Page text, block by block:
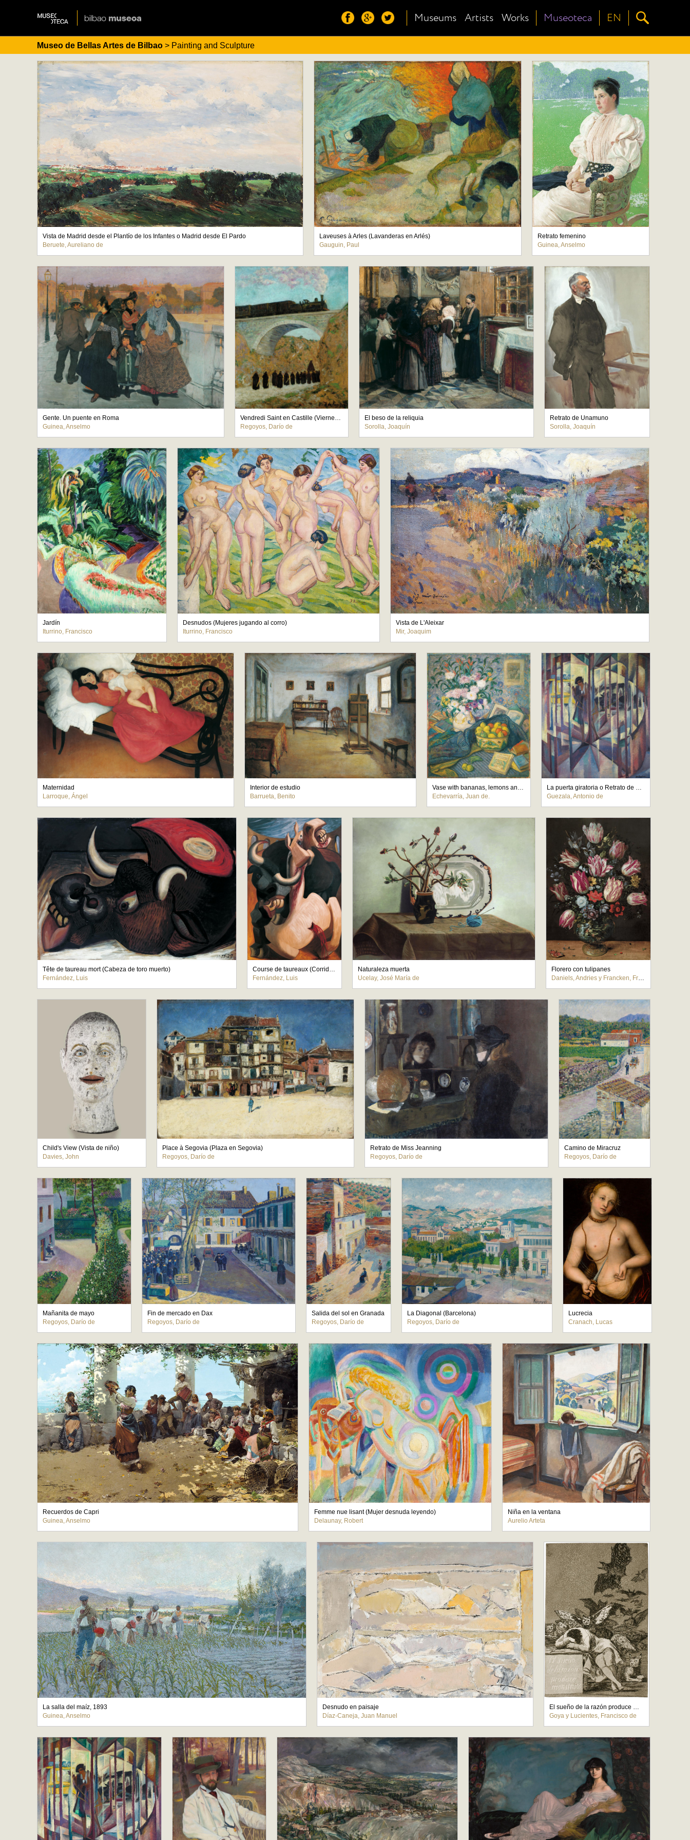
Museums Artists Works Museoteca EN
Museo de Bellas Artes de Bilbao > Painting and Sculpture
Vista de Madrid desde el Plantío de los Infantes o Madrid desde El Pardo
Beruete, Aureliano de
Laveuses à Arles (Lavanderas en Arlés)
Gauguin, Paul
Retrato femenino
Guinea, Anselmo
Gente. Un puente en Roma
Guinea, Anselmo
Vendredi Saint en Castille (Viernes Santo en Castilla)
Regoyos, Darío de
El beso de la reliquia
Sorolla, Joaquín
Retrato de Unamuno
Sorolla, Joaquín
Jardín
Iturrino, Francisco
Desnudos (Mujeres jugando al corro)
Iturrino, Francisco
Vista de L'Aleixar
Mir, Joaquim
Maternidad
Larroque, Ángel
Interior de estudio
Barrueta, Benito
Vase with bananas, lemons and books
Echevarría, Juan de.
La puerta giratoria o Retrato de Begoña de la Sota
Guezala, Antonio de
Tête de taureau mort (Cabeza de toro muerto)
Fernández, Luis
Course de taureaux (Corrida de toros)
Fernández, Luis
Naturaleza muerta
Ucelay, José María de
Florero con tulipanes
Daniels, Andries y Francken, Frans, el Joven
Child's View (Vista de niño)
Davies, John
Place à Segovia (Plaza en Segovia)
Regoyos, Darío de
Retrato de Miss Jeanning
Regoyos, Darío de
Camino de Miracruz
Regoyos, Darío de
Mañanita de mayo
Regoyos, Darío de
Fin de mercado en Dax
Regoyos, Darío de
Salida del sol en Granada
Regoyos, Darío de
La Diagonal (Barcelona)
Regoyos, Darío de
Lucrecia
Cranach, Lucas
Recuerdos de Capri
Guinea, Anselmo
Femme nue lisant (Mujer desnuda leyendo)
Delaunay, Robert
Niña en la ventana
Aurelio Arteta
La salla del maíz, 1893
Guinea, Anselmo
Desnudo en paisaje
Díaz-Caneja, Juan Manuel
El sueño de la razón produce monstruos
Goya y Lucientes, Francisco de